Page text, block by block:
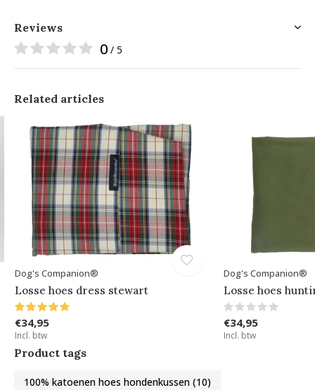
Reviews
0 / 5
Related articles
Dog's Companion®
Losse hoes dress stewart
€34,95
Incl. btw
Dog's Companion®
Losse hoes
€34,95
Incl. btw
Product tags
100% katoenen hoes hondenkussen (10)